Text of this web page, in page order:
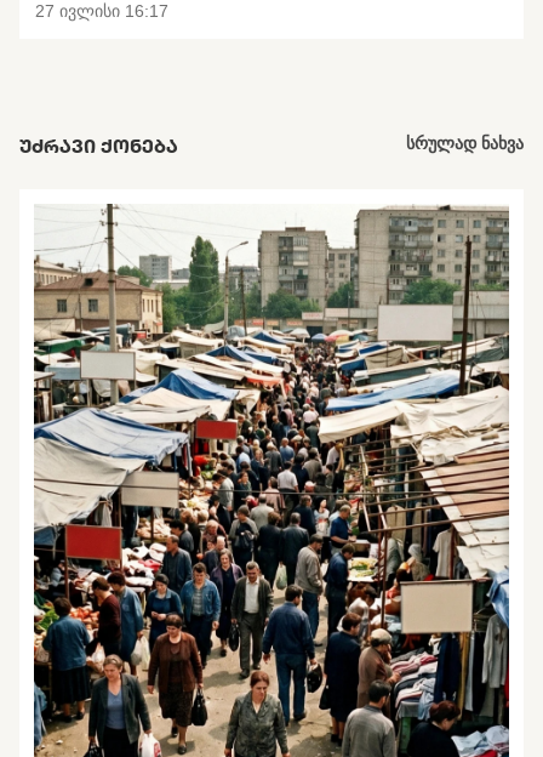
27 ივლისი 16:17
ᲣᲫᲠᲐᲕᲘ ᲥᲝᲜᲔᲑᲐ სრულად ნახვა